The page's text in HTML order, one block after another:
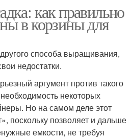
как правильно
в корзины для
способа выращивания,
недостатки.
аргумент против такого
некоторых
Но на самом деле этот
поскольку позволяет и дальше
емкости, не требуя